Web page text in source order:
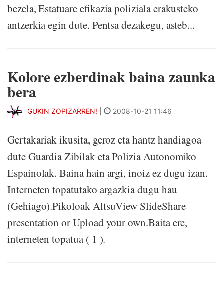
bezela, Estatuare efikazia poliziala erakusteko
antzerkia egin dute. Pentsa dezakegu, asteb...
Kolore ezberdinak baina zaunka
bera
GUKIN ZOPIZARREN! 2008-10-21 11:46
Gertakariak ikusita, geroz eta hantz handiagoa
dute Guardia Zibilak eta Polizia Autonomiko
Espainolak. Baina hain argi, inoiz ez dugu izan.
Interneten topatutako argazkia dugu hau
(Gehiago).Pikoloak AltsuView SlideShare
presentation or Upload your own.Baita ere,
interneten topatua ( 1 ).